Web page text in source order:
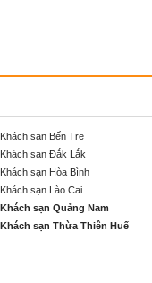
Khách sạn Bến Tre
Khách sạn Đắk Lắk
Khách sạn Hòa Bình
Khách sạn Lào Cai
Khách sạn Quảng Nam
Khách sạn Thừa Thiên Huế